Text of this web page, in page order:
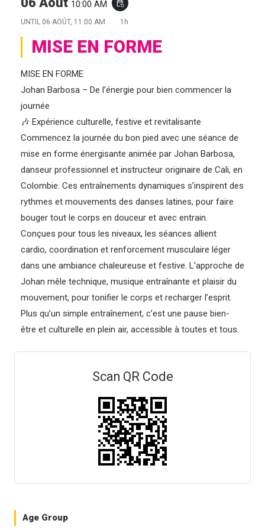
10:00 AM event_repeat
UNTIL 06 AOÛT, 11:00 AM 1h
MISE EN FORME
MISE EN FORME
Johan Barbosa – De l’énergie pour bien commencer la
journée
🎶 Expérience culturelle, festive et revitalisante
Commencez la journée du bon pied avec une séance de
mise en forme énergisante animée par Johan Barbosa,
danseur professionnel et instructeur originaire de Cali, en
Colombie. Ces entraînements dynamiques s’inspirent des
rythmes et mouvements des danses latines, pour faire
bouger tout le corps en douceur et avec entrain.
Conçues pour tous les niveaux, les séances allient
cardio, coordination et renforcement musculaire léger
dans une ambiance chaleureuse et festive. L’approche de
Johan mêle technique, musique entraînante et plaisir du
mouvement, pour tonifier le corps et recharger l’esprit.
Plus qu’un simple entraînement, c’est une pause bien-
être et culturelle en plein air, accessible à toutes et tous.
Scan QR Code
Age Group